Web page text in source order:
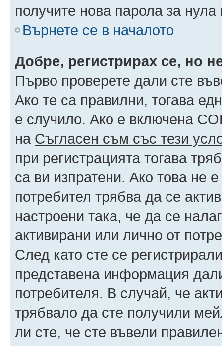
получите нова парола за
Върнете се в началото
Добре, регистрирах се, но
Първо проверете дали сте
Ако те са правилни, тогава
е случило. Ако е включена
на Съгласен съм със тези
при регистрацията тогава
са ви изпратени. Ако това не
потребител трябва да се
настроени така, че да се
активирани или лично от
След като сте се
представена информация
потребителя. В случай, че
трябвало да сте получили
ли сте, че сте въвели